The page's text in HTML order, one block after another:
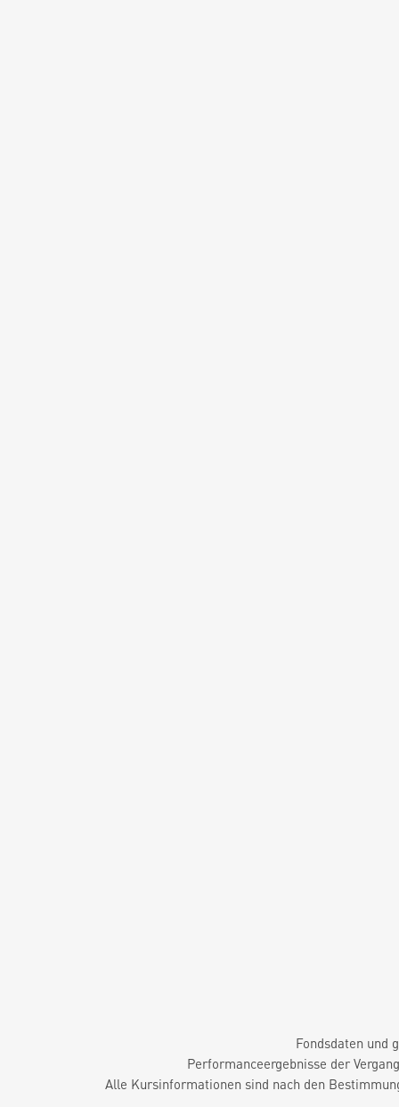
Fondsdaten und
Performanceergebnisse der
Alle Kursinformationen sind nach den